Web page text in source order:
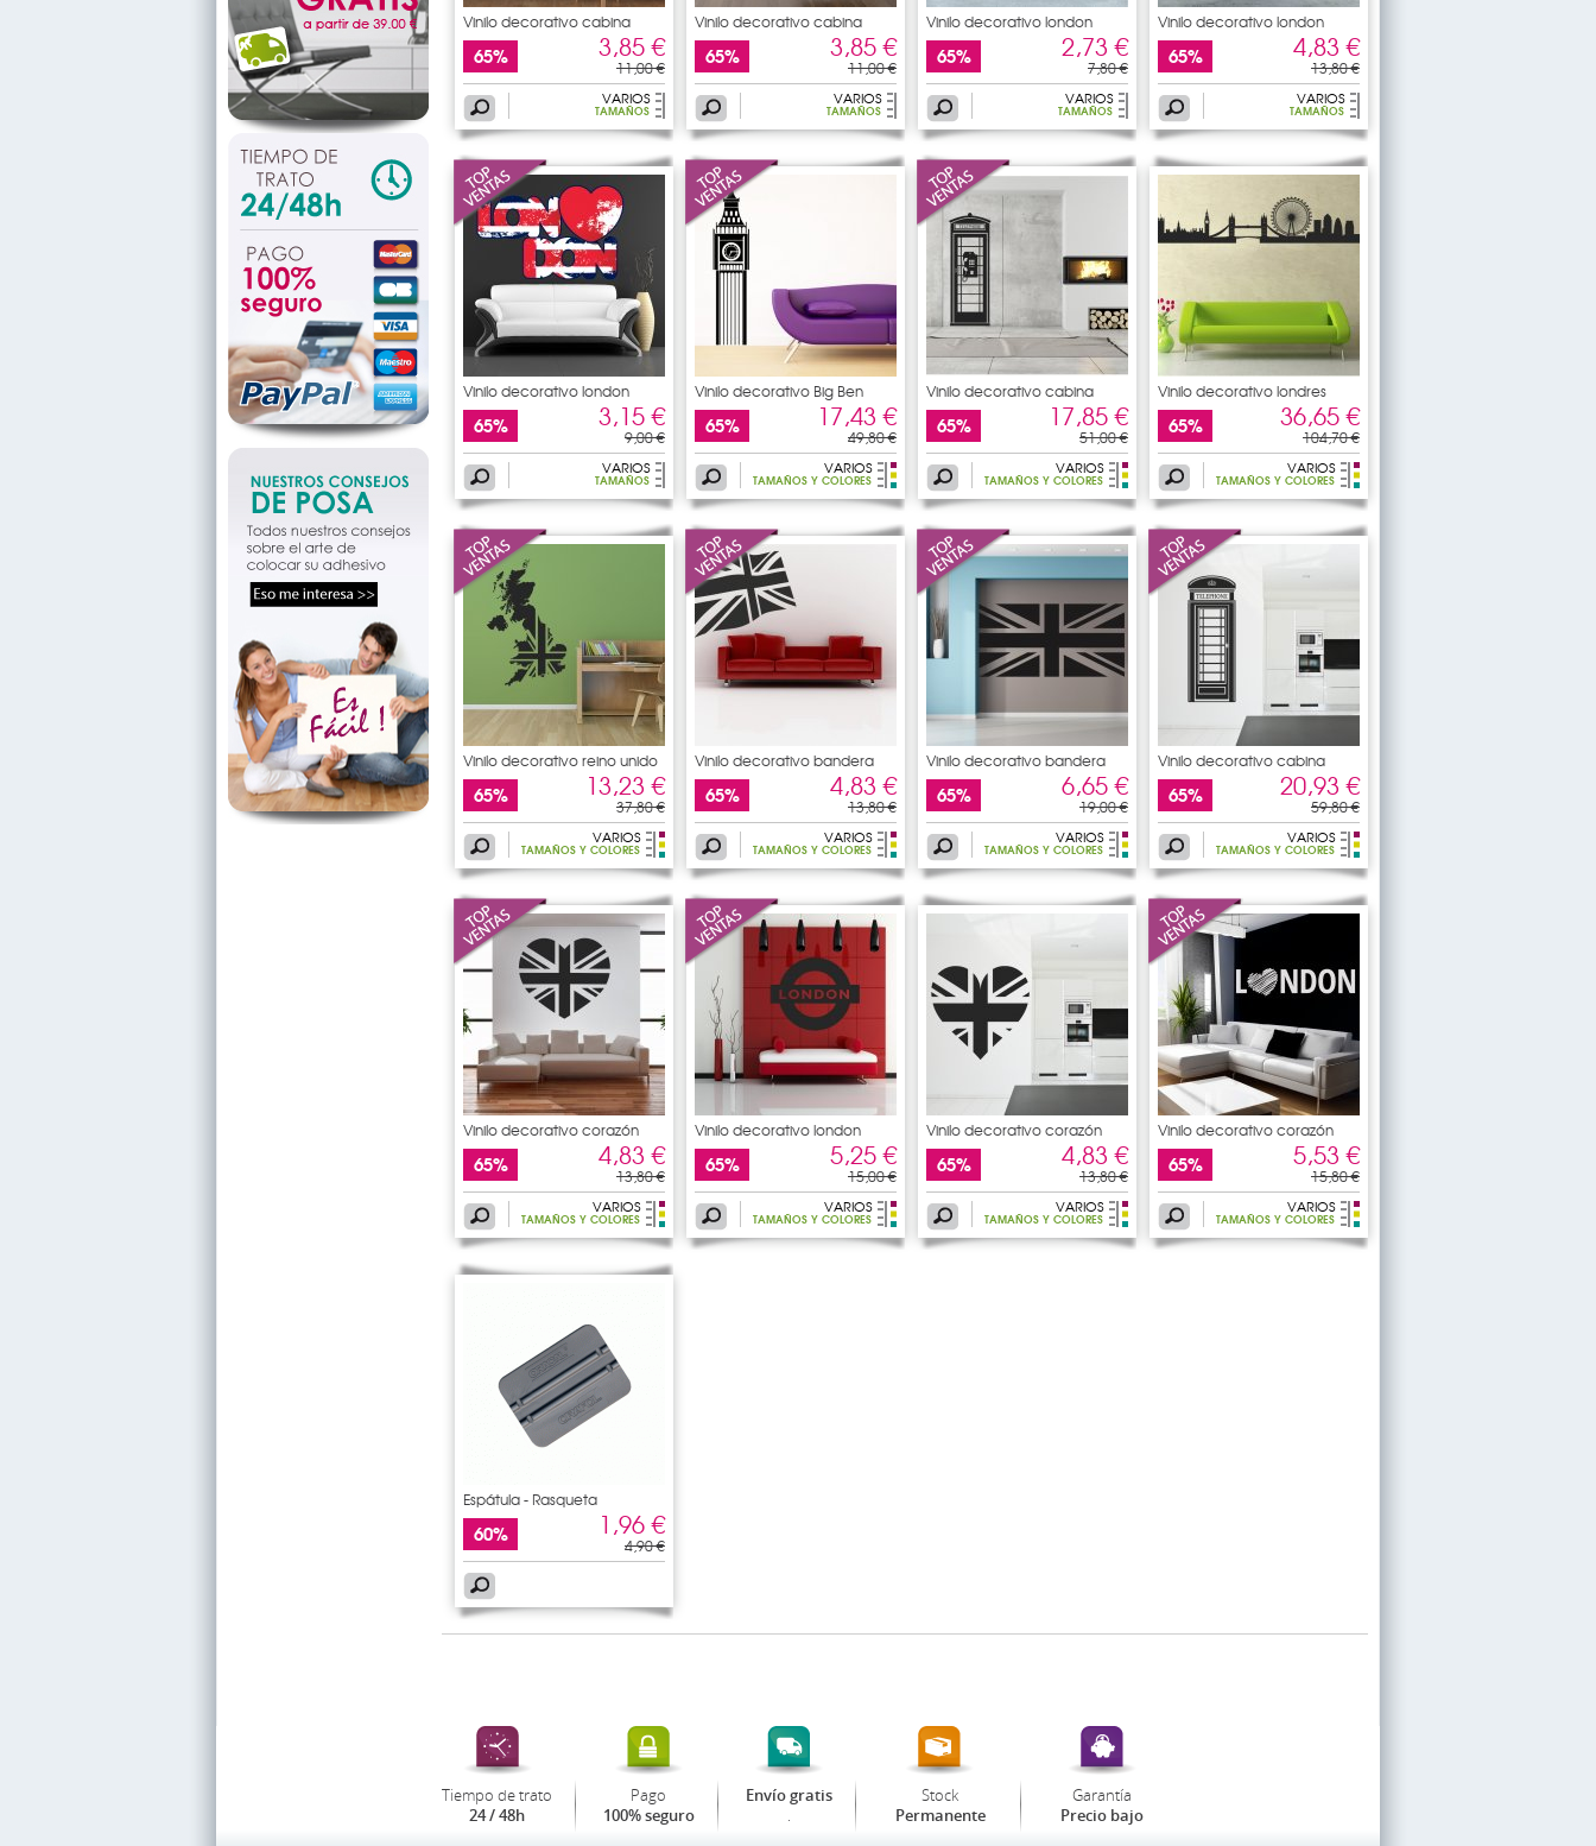
Vinilo decorativo cabina
65% 3,85 €
11,00 €
VARIOS
TAMAÑOS
Vinilo decorativo cabina
65% 3,85 €
11,00 €
VARIOS
TAMAÑOS
Vinilo decorativo london
65% 2,73 €
7,80 €
VARIOS
TAMAÑOS
Vinilo decorativo london
65% 4,83 €
13,80 €
VARIOS
TAMAÑOS
Vinilo decorativo london
65% 3,15 €
9,00 €
VARIOS
TAMAÑOS
Vinilo decorativo Big Ben
65% 17,43 €
49,80 €
VARIOS
TAMAÑOS Y COLORES
Vinilo decorativo cabina
65% 17,85 €
51,00 €
VARIOS
TAMAÑOS Y COLORES
Vinilo decorativo londres
65% 36,65 €
104,70 €
VARIOS
TAMAÑOS Y COLORES
Vinilo decorativo reino unido
65% 13,23 €
37,80 €
VARIOS
TAMAÑOS Y COLORES
Vinilo decorativo bandera
65% 4,83 €
13,80 €
VARIOS
TAMAÑOS Y COLORES
Vinilo decorativo bandera
65% 6,65 €
19,00 €
VARIOS
TAMAÑOS Y COLORES
Vinilo decorativo cabina
65% 20,93 €
59,80 €
VARIOS
TAMAÑOS Y COLORES
Vinilo decorativo corazón
65% 4,83 €
13,80 €
VARIOS
TAMAÑOS Y COLORES
Vinilo decorativo london
65% 5,25 €
15,00 €
VARIOS
TAMAÑOS Y COLORES
Vinilo decorativo corazón
65% 4,83 €
13,80 €
VARIOS
TAMAÑOS Y COLORES
Vinilo decorativo corazón
65% 5,53 €
15,80 €
VARIOS
TAMAÑOS Y COLORES
Espátula - Rasqueta
60% 1,96 €
4,90 €
Tiempo de trato
24 / 48h
Pago
100% seguro
Envío gratis
.
Stock
Permanente
Garantía
Precio bajo